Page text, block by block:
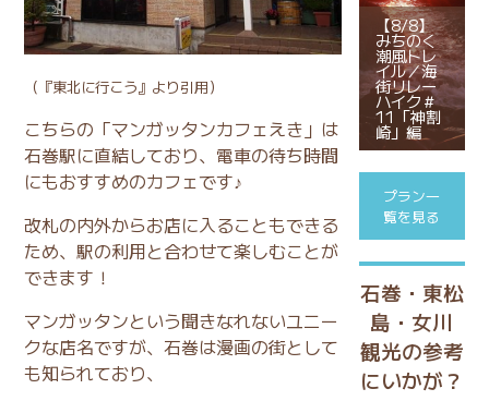
（ 『東北に行こう』 より引用）
こちらの「マンガッタンカフェえき」は
石巻駅に直結しており、電車の待ち時間
にもおすすめのカフェです♪
改札の内外からお店に入ることもできる
ため、駅の利用と合わせて楽しむことが
できます！
マンガッタンという聞きなれないユニー
クな店名ですが、石巻は漫画の街として
も知られており、
【8/8】
みちのく
潮風トレ
イル／海
街リレー
ハイク＃
11「神割
崎」編
プラン一
覧を見る
石巻・東松
島・女川
観光の参考
にいかが？